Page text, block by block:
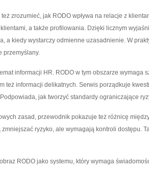
zrozumieć, jak RODO wpływa na relacje z
a także profilowania. Dzięki licznym
a kiedy wystarczy odmienne uzasadnienie. W
przemyślany.
informacji HR. RODO w tym obszarze wymaga
też informacji delikatnych. Serwis porządkuje
jak tworzyć standardy ograniczające
zasad, przewodnik pokazuje też różnicę
zmniejszać ryzyko, ale wymagają kontroli dostępu.
RODO jako systemu, który wymaga